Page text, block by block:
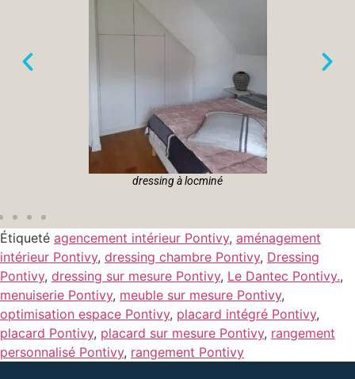
dressing à locminé
Étiqueté agencement intérieur Pontivy, aménagement
intérieur Pontivy, dressing chambre Pontivy, Dressing
Pontivy, dressing sur mesure Pontivy, Le Dantec Pontivy.,
menuiserie Pontivy, meuble sur mesure Pontivy,
optimisation espace Pontivy, placard intégré Pontivy,
placard Pontivy, placard sur mesure Pontivy, rangement
personnalisé Pontivy, rangement Pontivy